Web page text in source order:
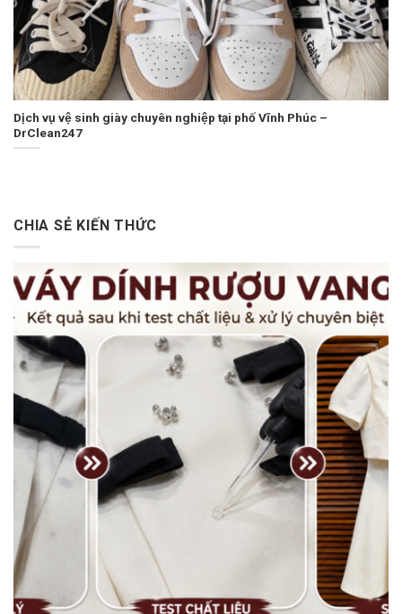
Dịch vụ vệ sinh giày chuyên nghiệp tại phố Vĩnh Phúc –
DrClean247
CHIA SẺ KIẾN THỨC